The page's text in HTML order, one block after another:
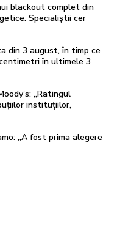
blackout complet din
Specialiștii cer
din 3 august, în timp ce
în ultimele 3
„Ratingul
instituțiilor,
„A fost prima alegere